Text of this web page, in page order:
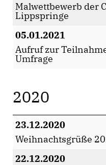
Malwettbewerb der
Lippspringe
05.01.2021
Aufruf zur
Umfrage
2020
23.12.2020
Weihnachtsgrüße
22.12.2020